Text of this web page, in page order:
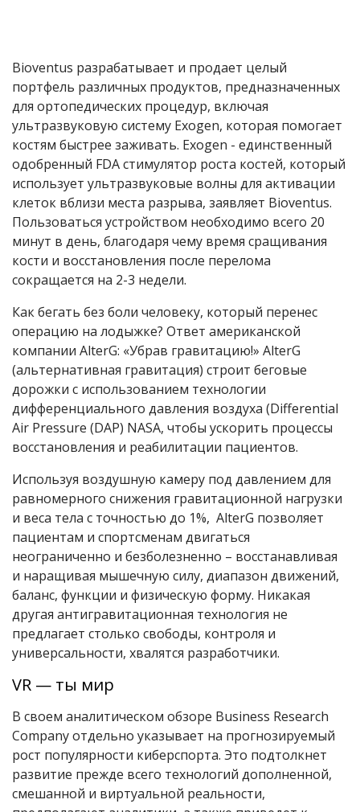
Bioventus разрабатывает и продает целый
портфель различных продуктов, предназначенных
для ортопедических процедур, включая
ультразвуковую систему Exogen, которая помогает
костям быстрее заживать. Exogen - единственный
одобренный FDA стимулятор роста костей, который
использует ультразвуковые волны для активации
клеток вблизи места разрыва, заявляет Bioventus.
Пользоваться устройством необходимо всего 20
минут в день, благодаря чему время сращивания
кости и восстановления после перелома
сокращается на 2-3 недели.
Как бегать без боли человеку, который перенес
операцию на лодыжке? Ответ американской
компании AlterG: «Убрав гравитацию!» AlterG
(альтернативная гравитация) строит беговые
дорожки с использованием технологии
дифференциального давления воздуха (Differential
Air Pressure (DAP) NASA, чтобы ускорить процессы
восстановления и реабилитации пациентов.
Используя воздушную камеру под давлением для
равномерного снижения гравитационной нагрузки
и веса тела с точностью до 1%, AlterG позволяет
пациентам и спортсменам двигаться
неограниченно и безболезненно – восстанавливая
и наращивая мышечную силу, диапазон движений,
баланс, функции и физическую форму. Никакая
другая антигравитационная технология не
предлагает столько свободы, контроля и
универсальности, хвалятся разработчики.
VR — ты мир
В своем аналитическом обзоре Business Research
Company отдельно указывает на прогнозируемый
рост популярности киберспорта. Это подтолкнет
развитие прежде всего технологий дополненной,
смешанной и виртуальной реальности,